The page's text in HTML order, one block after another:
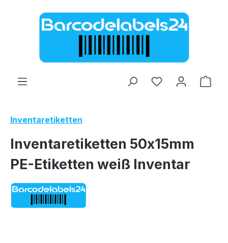
Zum Hauptinhalt springen
Inventaretiketten
Inventaretiketten 50x15mm
PE-Etiketten weiß Inventar